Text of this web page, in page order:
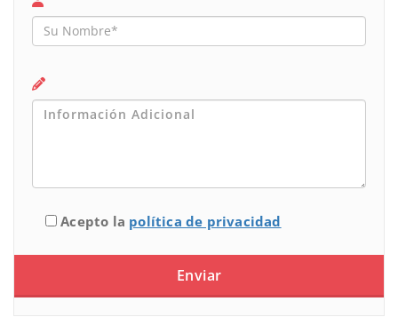
Acepto la política de privacidad